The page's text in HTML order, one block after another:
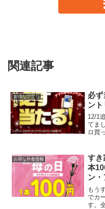
関連記事
お得なアプリ
必
ント
12/1
てま
ロ買
ンジ
した
お得な外食情報
すき
本
ン
シ
もう
でカ
す。